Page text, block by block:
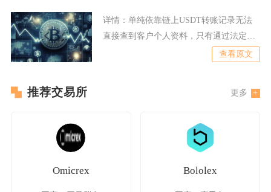
详情： 单纯依靠链上USDT转账记录无法
直接查到客户个人资料，只有通过法定程
查看原文
推荐交易所 更多
Omicrex Bololex